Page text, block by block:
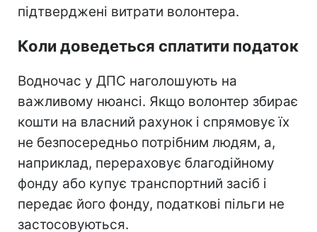
підтверджені витрати волонтера.
Коли доведеться сплатити податок
Водночас у ДПС наголошують на
важливому нюансі. Якщо волонтер збирає
кошти на власний рахунок і спрямовує їх
не безпосередньо потрібним людям, а,
наприклад, перераховує благодійному
фонду або купує транспортний засіб і
передає його фонду, податкові пільги не
застосовуються.